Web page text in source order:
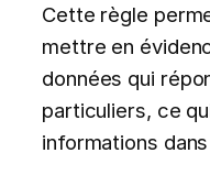
Cette règle
mettre en
données qui
particuliers, ce
informations